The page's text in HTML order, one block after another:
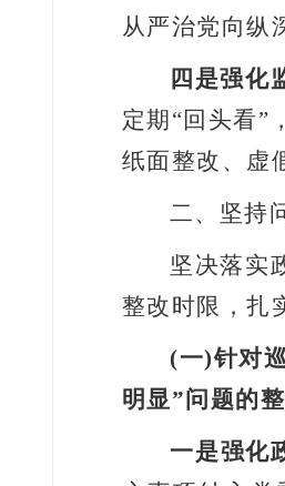
从严治党向纵
四是强化
定期 “回头看”
纸面整改、虚
二、坚持
坚决落实
整改时限，扎
(一)针对
明显”问题的
一是强化